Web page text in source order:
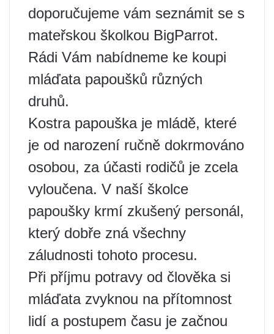
doporučujeme vám seznámit se s
mateřskou školkou BigParrot.
Rádi Vám nabídneme ke koupi
mláďata papoušků různých
druhů.
Kostra papouška je mládě, které
je od narození ručně dokrmováno
osobou, za účasti rodičů je zcela
vyloučena. V naší školce
papoušky krmí zkušený personál,
který dobře zná všechny
záludnosti tohoto procesu.
Při příjmu potravy od člověka si
mláďata zvyknou na přítomnost
lidí a postupem času je začnou